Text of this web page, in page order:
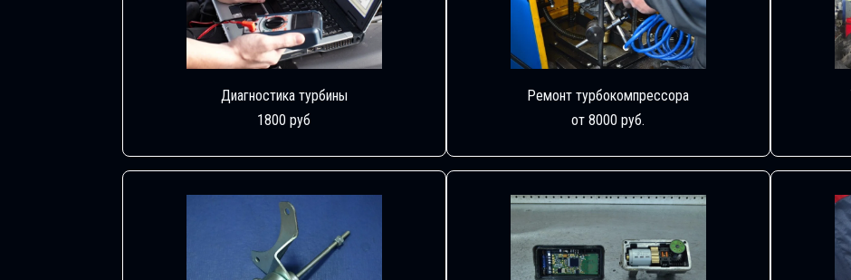
Диагностика турбины
1800 руб
Ремонт турбокомпрессора
от 8000 руб.